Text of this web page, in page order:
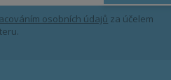
osobních údajů za účelem